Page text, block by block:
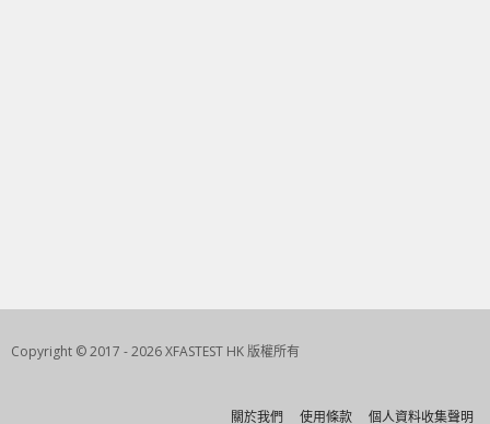
Copyright © 2017 - 2026 XFASTEST HK 版權所有
關於我們 使用條款 個人資料收集聲明